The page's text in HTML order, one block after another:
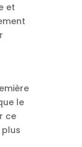
et
le
ce